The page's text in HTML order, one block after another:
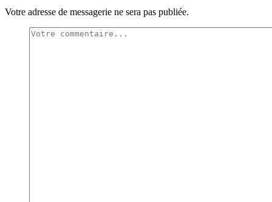
Votre adresse de messagerie ne sera pas publiée.